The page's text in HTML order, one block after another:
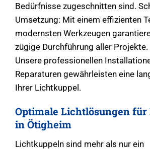
Bedürfnisse zugeschnitten sind.
Umsetzung: Mit einem effizienten
modernsten Werkzeugen
zügige Durchführung aller
Unsere professionellen
Reparaturen gewährleisten eine
Ihrer Lichtkuppel.
Optimale Lichtlösungen für
in Ötigheim
Lichtkuppeln sind mehr als nur ein